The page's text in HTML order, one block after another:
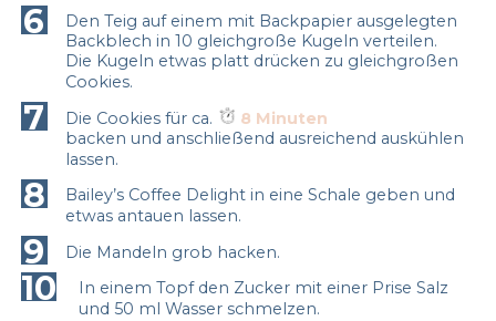
6
Den Teig auf einem mit Backpapier ausgelegten
Backblech in 10 gleichgroße Kugeln verteilen.
Die Kugeln etwas platt drücken zu gleichgroßen
Cookies.
7 Die Cookies für ca.
8 Minuten
backen und anschließend ausreichend auskühlen
lassen.
8
Bailey’s Coffee Delight in eine Schale geben und
etwas antauen lassen.
9 Die Mandeln grob hacken.
10
In einem Topf den Zucker mit einer Prise Salz
und 50 ml Wasser schmelzen.